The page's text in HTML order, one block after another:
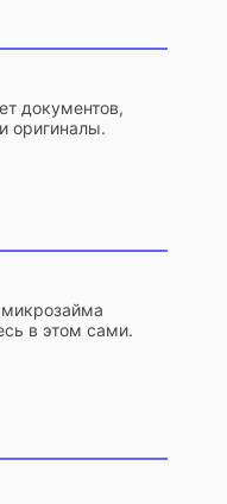
документов,
оригиналы.
в этом сами.